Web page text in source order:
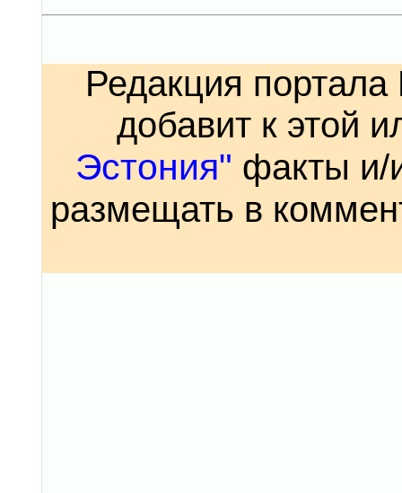
Редакция
добавит к этой
Эстония" факты и/
размещать в